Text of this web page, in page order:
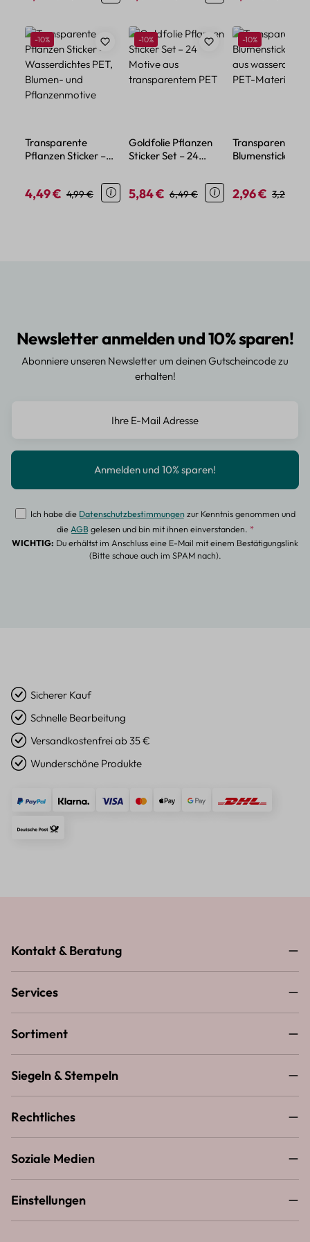
Produktgalerie überspringen
Rabatt
-10%
Transparente
Pflanzen Sticker –
Pflanzenmotive
Verkaufspreis:
4,49 € Regulärer Preis:
4,99 €
Rabatt
-10%
Goldfolie Pflanzen
Sticker Set – 24
transparentem PET
Verkaufspreis:
5,84 € Regulärer Preis:
6,49 €
Rabatt
-10%
Transparente
Blumensticker –
Verkaufspreis:
2,96 € 3,29 €
Newsletter anmelden und 10% sparen!
Abonniere unseren Newsletter um deinen Gutscheincode zu
erhalten!
Ich habe die Datenschutzbestimmungenzur Kenntnis genommen und
dieAGBgelesen und bin mit ihnen einverstanden. *
WICHTIG: Du erhältst im Anschluss eine E-Mail mit einem Bestätigungslink
(Bitte schaue auch im SPAM nach).
Sicherer Kauf
Schnelle Bearbeitung
Versandkostenfrei ab 35 €
Wunderschöne Produkte
Kontakt & Beratung
Services
Sortiment
Siegeln & Stempeln
Rechtliches
Soziale Medien
Einstellungen